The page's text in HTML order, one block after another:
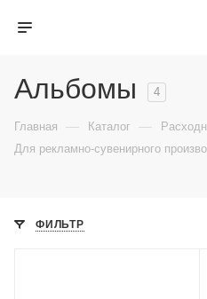
Альбомы 4
Главная — Каталог —
Для рекламно-сувенирного
ФИЛЬТР